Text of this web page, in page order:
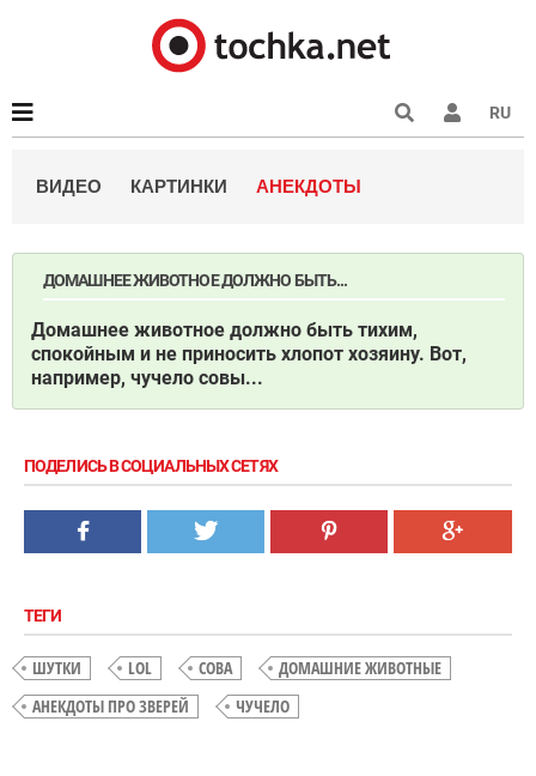
RU
ВИДЕО КАРТИНКИ АНЕКДОТЫ
ДОМАШНЕЕ ЖИВОТНОЕ ДОЛЖНО БЫТЬ...
Домашнее животное должно быть тихим,
спокойным и не приносить хлопот хозяину. Вот,
например, чучело совы...
ПОДЕЛИСЬ В СОЦИАЛЬНЫХ СЕТЯХ
ТЕГИ
ШУТКИ LOL СОВА
ДОМАШНИЕ ЖИВОТНЫЕ
АНЕКДОТЫ ПРО ЗВЕРЕЙ
ЧУЧЕЛО